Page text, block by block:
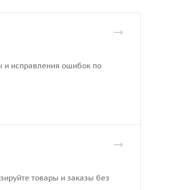
и исправления ошибок по
товары и заказы без